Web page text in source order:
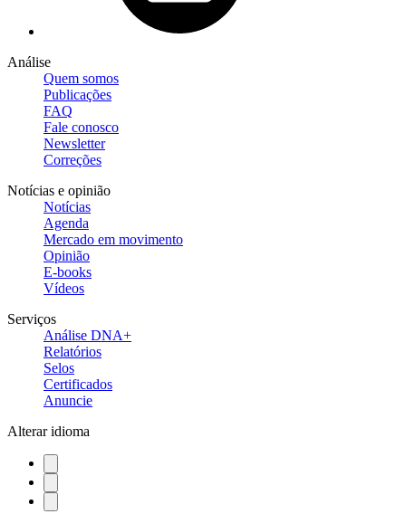
Análise
Quem somos
Publicações
FAQ
Fale conosco
Newsletter
Correções
Notícias e opinião
Notícias
Agenda
Mercado em movimento
Opinião
E-books
Vídeos
Serviços
Análise DNA+
Relatórios
Selos
Certificados
Anuncie
Alterar idioma